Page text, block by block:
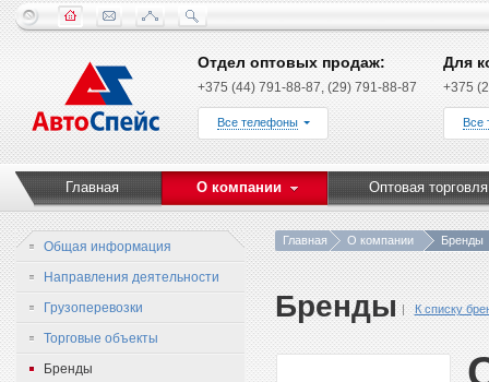
Отдел оптовых продаж:
+375 (44) 791-88-87, (29) 791-88-87
Все телефоны
Для
+375
Все
Главная О компании Оптовая торговля
Общая информация
Направления деятельности
Грузоперевозки
Торговые объекты
Бренды
Главная О компании Бренды
Бренды К списку